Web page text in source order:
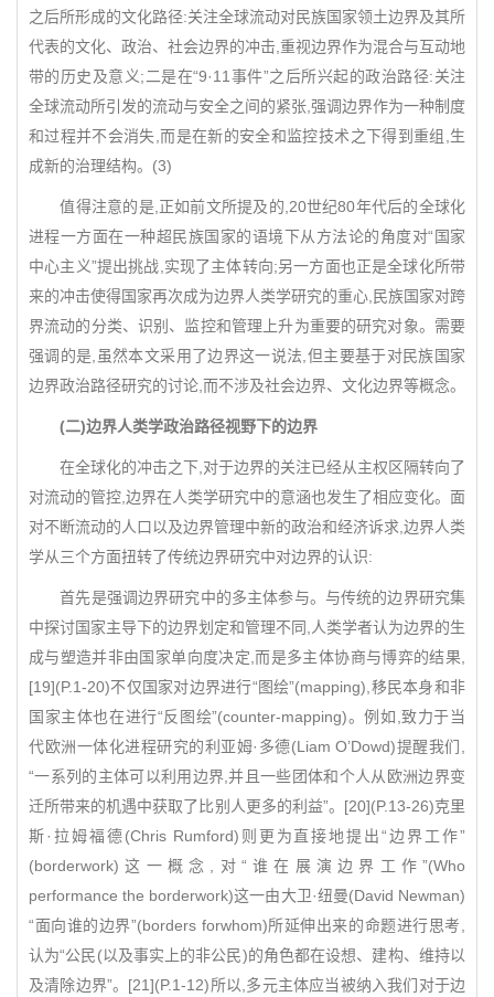
之后所形成的文化路径:关注全球流动对民族国家领土边界及其所
代表的文化、政治、社会边界的冲击,重视边界作为混合与互动地
带的历史及意义;二是在“9·11事件”之后所兴起的政治路径:关注
全球流动所引发的流动与安全之间的紧张,强调边界作为一种制度
和过程并不会消失,而是在新的安全和监控技术之下得到重组,生
成新的治理结构。(3)
值得注意的是,正如前文所提及的,20世纪80年代后的全球化
进程一方面在一种超民族国家的语境下从方法论的角度对“国家
中心主义”提出挑战,实现了主体转向;另一方面也正是全球化所带
来的冲击使得国家再次成为边界人类学研究的重心,民族国家对跨
界流动的分类、识别、监控和管理上升为重要的研究对象。需要
强调的是,虽然本文采用了边界这一说法,但主要基于对民族国家
边界政治路径研究的讨论,而不涉及社会边界、文化边界等概念。
(二)边界人类学政治路径视野下的边界
在全球化的冲击之下,对于边界的关注已经从主权区隔转向了
对流动的管控,边界在人类学研究中的意涵也发生了相应变化。面
对不断流动的人口以及边界管理中新的政治和经济诉求,边界人类
学从三个方面扭转了传统边界研究中对边界的认识:
首先是强调边界研究中的多主体参与。与传统的边界研究集
中探讨国家主导下的边界划定和管理不同,人类学者认为边界的生
成与塑造并非由国家单向度决定,而是多主体协商与博弈的结果,
[19](P.1-20)不仅国家对边界进行“图绘”(mapping),移民本身和非
国家主体也在进行“反图绘”(counter-mapping)。例如,致力于当
代欧洲一体化进程研究的利亚姆·多德(Liam O’Dowd)提醒我们,
“一系列的主体可以利用边界,并且一些团体和个人从欧洲边界变
迁所带来的机遇中获取了比别人更多的利益”。[20](P.13-26)克里
斯·拉姆福德(Chris Rumford)则更为直接地提出“边界工作”
(borderwork)这一概念,对“谁在展演边界工作”(Who
performance the borderwork)这一由大卫·纽曼(David Newman)
“面向谁的边界”(borders forwhom)所延伸出来的命题进行思考,
认为“公民(以及事实上的非公民)的角色都在设想、建构、维持以
及清除边界”。[21](P.1-12)所以,多元主体应当被纳入我们对于边